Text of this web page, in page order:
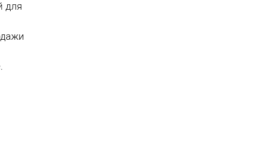
для